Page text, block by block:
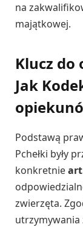
na
majątkowej.
Klucz do
Jak
Podstawą
Pchełki były
konkretnie
zwierzęta.
utrzymywania